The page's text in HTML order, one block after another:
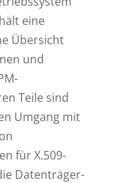
eine
Übersicht
und
Teile sind
Umgang mit
für X.509-
Datenträger-